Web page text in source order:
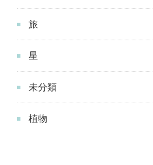
旅
星
未分類
植物